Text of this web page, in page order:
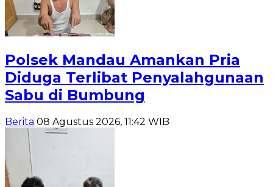
Polsek Mandau Amankan Pria
Diduga Terlibat Penyalahgunaan
Sabu di Bumbung
Berita 08 Agustus 2026, 11:42 WIB